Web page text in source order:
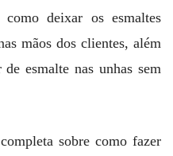
deixar os esmaltes
mãos dos clientes, além
esmalte nas unhas sem
sobre como fazer